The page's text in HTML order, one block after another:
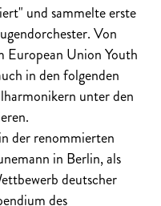
und sammelte erste
Von
European Union Youth
in den folgenden
unter den
der renommierten
in Berlin, als
deutscher
des